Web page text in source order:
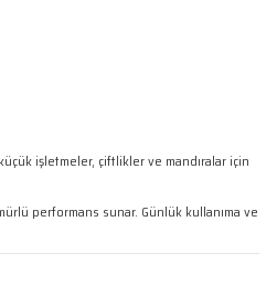
işletmeler, çiftlikler ve mandıralar için
performans sunar. Günlük kullanıma ve